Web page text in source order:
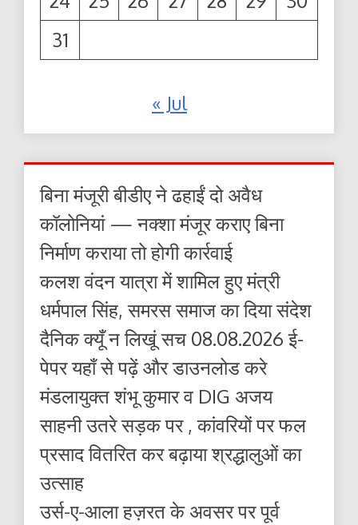
31
« Jul
बिना मंजूरी बीडीए ने ढहाईं दो अवैध
कॉलोनियां — नक्शा मंजूर कराए बिना
निर्माण कराया तो होगी कार्रवाई
कलश वंदन यात्रा में शामिल हुए मंत्री
धर्मपाल सिंह, समरस समाज का दिया संदेश
दैनिक क्यूँ न लिखूं सच 08.08.2026 ई-
पेपर यहाँ से पढ़ें और डाउनलोड करे
मंडलायुक्त शंभू कुमार व DIG अजय
साहनी उतरे सड़क पर , कांवरियों पर फल
प्रसाद वितरित कर बढ़ाया श्रद्धालुओं का
उत्साह
उर्स-ए-आला हज़रत के अवसर पर पूर्व